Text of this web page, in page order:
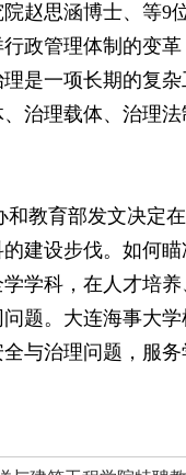
赵思涵博士、等9
政管理体制的变
是一项长期的复
治理载体、治理
育部发文决定在
建设步伐。如何
学科，在人才培
题。大连海事大
与治理问题，服务